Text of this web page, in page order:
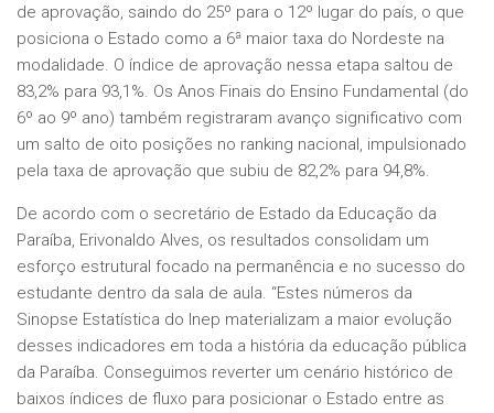
de aprovação, saindo do 25º para o 12º lugar do país, o que
posiciona o Estado como a 6ª maior taxa do Nordeste na
modalidade. O índice de aprovação nessa etapa saltou de
83,2% para 93,1%. Os Anos Finais do Ensino Fundamental (do
6º ao 9º ano) também registraram avanço significativo com
um salto de oito posições no ranking nacional, impulsionado
pela taxa de aprovação que subiu de 82,2% para 94,8%.
De acordo com o secretário de Estado da Educação da
Paraíba, Erivonaldo Alves, os resultados consolidam um
esforço estrutural focado na permanência e no sucesso do
estudante dentro da sala de aula. “Estes números da
Sinopse Estatística do Inep materializam a maior evolução
desses indicadores em toda a história da educação pública
da Paraíba. Conseguimos reverter um cenário histórico de
baixos índices de fluxo para posicionar o Estado entre as